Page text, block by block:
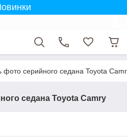
фото серийного седана Toyota
седана Toyota Camry